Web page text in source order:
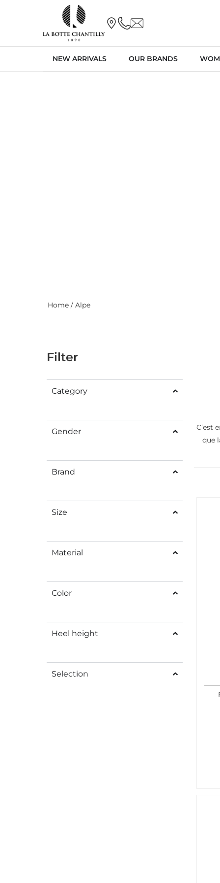
NEW ARRIVALS OUR BRANDS
Home / Alpe
Filter
Category
Gender
Brand
Size
Material
Color
Heel height
Selection
C’est
que